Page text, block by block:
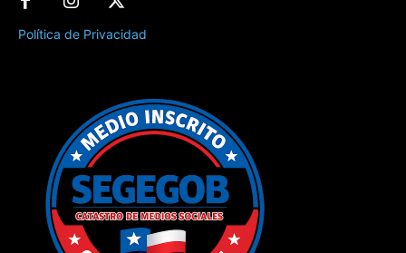
Política de Privacidad